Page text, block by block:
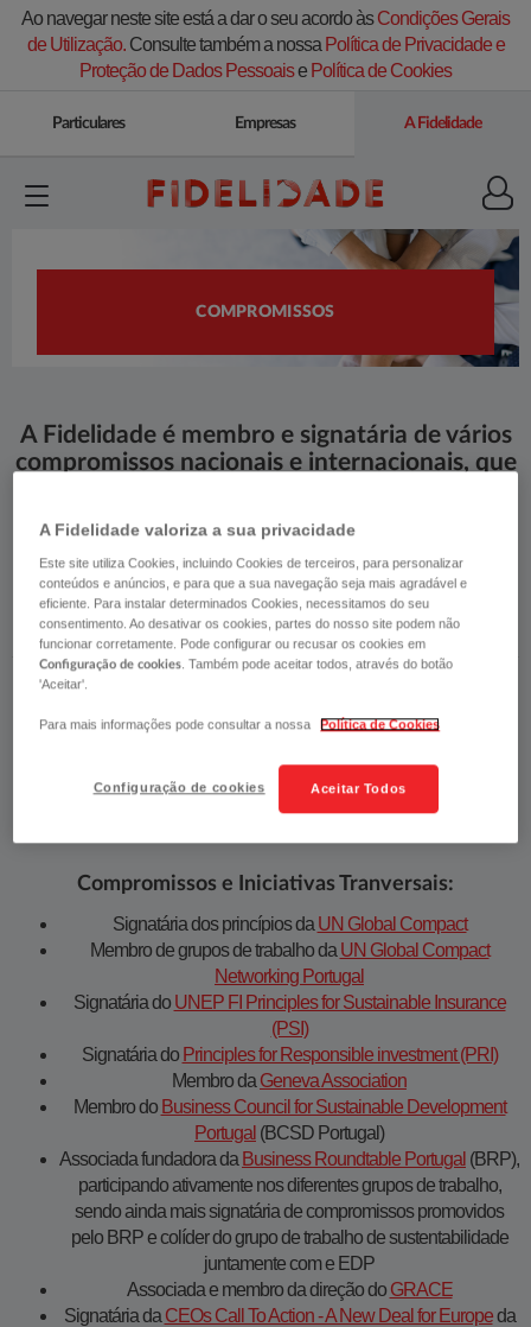
Ao navegar neste site está a dar o seu acordo àsCondições Gerais
de Utilização.Consulte também a nossa Política de Privacidade e
Proteção de Dados Pessoaise Política de Cookies
Particulares Empresas A Fidelidade
COMPROMISSOS
​A Fidelidade é membro e signatária de vários
compromissos nacionais e internacionais, que
através dos quais demonstramos o nosso
compromisso.​​
COMPROMISSOS PÚBLICOS
Compromissos e Iniciativas Tranversais:
Signatária dos princípios da UN Global Compact
​Membro de grupos de trabalho da UN Global Compact
Networking Portugal
Signatária do UNEP FI Principles for Sustainable Insurance
(PSI)
Signatária do Principles for Responsible investment (PRI)
Membro da Geneva Association
Membro do Business Council for Sustainable Development
Portugal (BCSD Portugal)
Associada fundadora da Business Roundtable Portugal (BRP),
participando ativamente nos diferentes grupos de trabalho,
sendo ainda mais signatária de compromissos promovidos
pelo BRP e colíder do grupo de trabalho de sustentabilidade
juntamente com e EDP
Associada e membro da direção do GRACE
Signatária da CEOs Call To Action - A New Deal for Europeda
A Fidelidade valoriza a sua privacidade
Este site utiliza Cookies, incluindo Cookies de terceiros, para personalizar
conteúdos e anúncios, e para que a sua navegação seja mais agradável e
eficiente. Para instalar determinados Cookies, necessitamos do seu
consentimento. Ao desativar os cookies, partes do nosso site podem não
funcionar corretamente. Pode configurar ou recusar os cookies em
Configuração de cookies. Também pode aceitar todos, através do botão
'Aceitar'.
Para mais informações pode consultar a nossa Política de Cookies
Aceitar Todos
Configuração de cookies